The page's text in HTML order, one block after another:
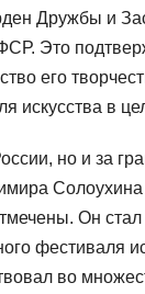
Дружбы и
Это
его
искусства в
но и за
Он
фестиваля
во